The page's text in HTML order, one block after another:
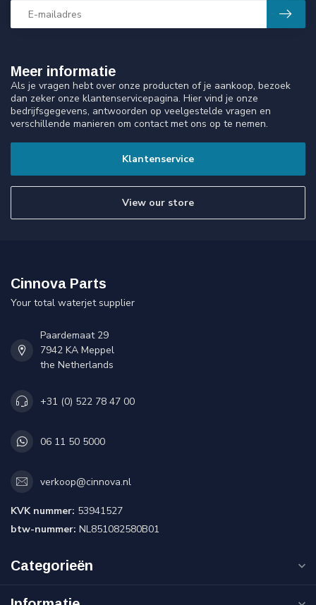
Meer informatie
Als je vragen hebt over onze producten of je aankoop, bezoek
dan zeker onze klantenservicepagina. Hier vind je onze
bedrijfsgegevens, antwoorden op veelgestelde vragen en
verschillende manieren om contact met ons op te nemen.
Klantenservice
View our store
Cinnova Parts
Your total waterjet supplier
Paardemaat 29
7942 KA Meppel
the Netherlands
+31 (0) 522 78 47 00
06 11 50 5000
verkoop@cinnova.nl
KVK nummer: 53941527
btw-nummer: NL851082580B01
Categorieën